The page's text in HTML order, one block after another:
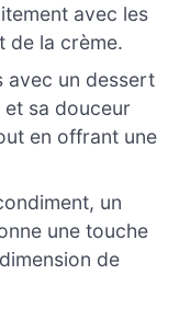
avec les
de la crème.
avec un dessert
et sa douceur
en offrant une
un
une touche
de